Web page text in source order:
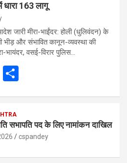
धारा 163 लागू
जारी मीरा-भाईंदर: होली (धुलिवंदन) के
और संभावित कानून-व्यवस्था की
भायंदर, वसई-विरार पुलिस…
X
e
सभापति पद के लिए नामांकन दाखिल
cspandey